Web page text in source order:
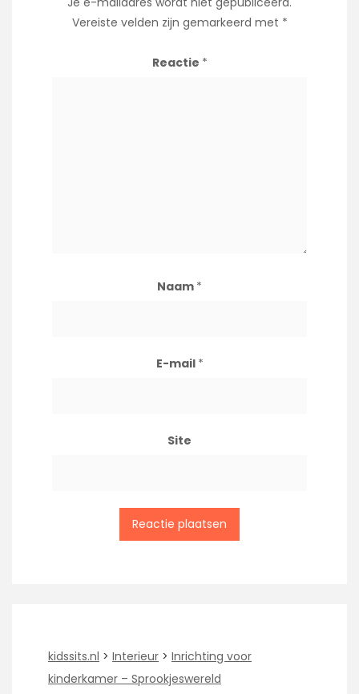
Vereiste velden zijn gemarkeerd met *
Reactie *
Naam *
E-mail *
Site
kidssits.nl > Interieur > Inrichting voor
kinderkamer – Sprookjeswereld